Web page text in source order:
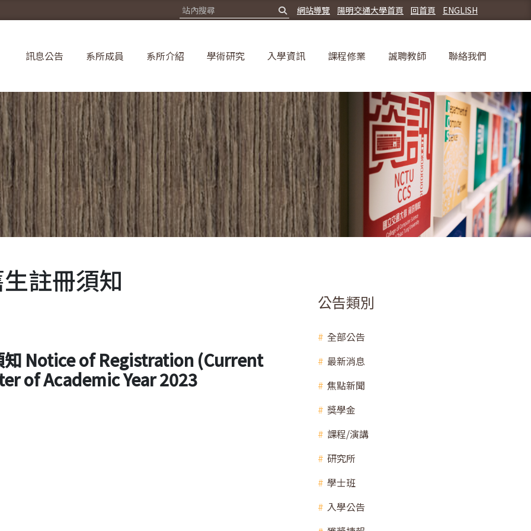
ENGLISH
回首頁
陽明交通大學首頁
網站導覽
訊息公告 系所成員 系所介紹 學術研究 入學資訊 課程修業 誠聘教師 聯絡我們
註冊須知
知 Notice of Registration (Current
of Academic Year 2023
公告類別
全部公告
最新消息
焦點新聞
獎學金
課程/演講
研究所
學士班
入學公告